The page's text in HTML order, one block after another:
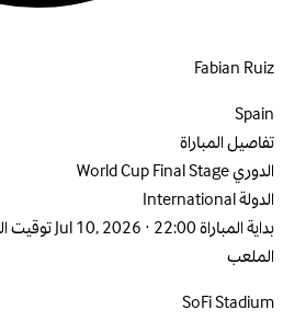
Fabian Ruiz
Spain
تفاصيل المباراة
الدوريWorld Cup Final Stage
الدولةInternational
بداية المباراةJul 10, 2026 · 22:00 توقيت السعودية
الملعب
SoFi Stadium